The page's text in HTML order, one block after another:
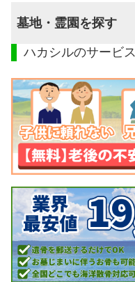
墓地・霊園を探す
ハカシルのサービス